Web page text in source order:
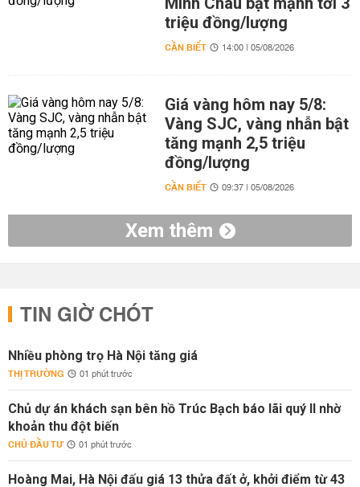
triệu đồng/lượng
CẦN BIẾT 14:00 | 05/08/2026
Giá vàng hôm nay 5/8:
Vàng SJC, vàng nhẫn bật
tăng mạnh 2,5 triệu
đồng/lượng
CẦN BIẾT 09:37 | 05/08/2026
Xem thêm
TIN GIỜ CHÓT
Nhiều phòng trọ Hà Nội tăng giá
THỊ TRƯỜNG 01 phút trước
Chủ dự án khách sạn bên hồ Trúc Bạch báo lãi quý II nhờ
khoản thu đột biến
CHỦ ĐẦU TƯ 01 phút trước
Hoàng Mai, Hà Nội đấu giá 13 thửa đất ở, khởi điểm từ 43